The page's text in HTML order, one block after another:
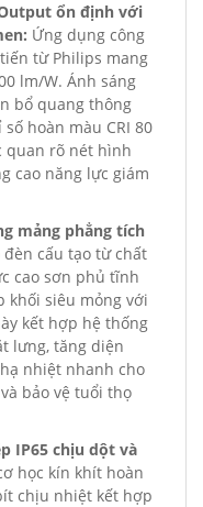
ổn định với
Ứng dụng công
từ Philips mang
lm/W. Ánh sáng
bổ quang thông
hoàn màu CRI 80
quan rõ nét hình
cao năng lực giám
mảng phẳng tích
đèn cấu tạo từ chất
cao sơn phủ tĩnh
khối siêu mỏng với
kết hợp hệ thống
lưng, tăng diện
nhiệt nhanh cho
bảo vệ tuổi thọ
IP65 chịu dột và
học kín khít hoàn
chịu nhiệt kết hợp